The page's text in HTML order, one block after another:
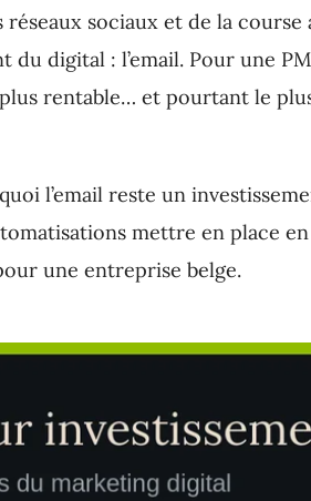
sociaux et de la
digital : l’email. Pour une
rentable… et pourtant le plus
l’email reste un
mettre en place
une entreprise belge.